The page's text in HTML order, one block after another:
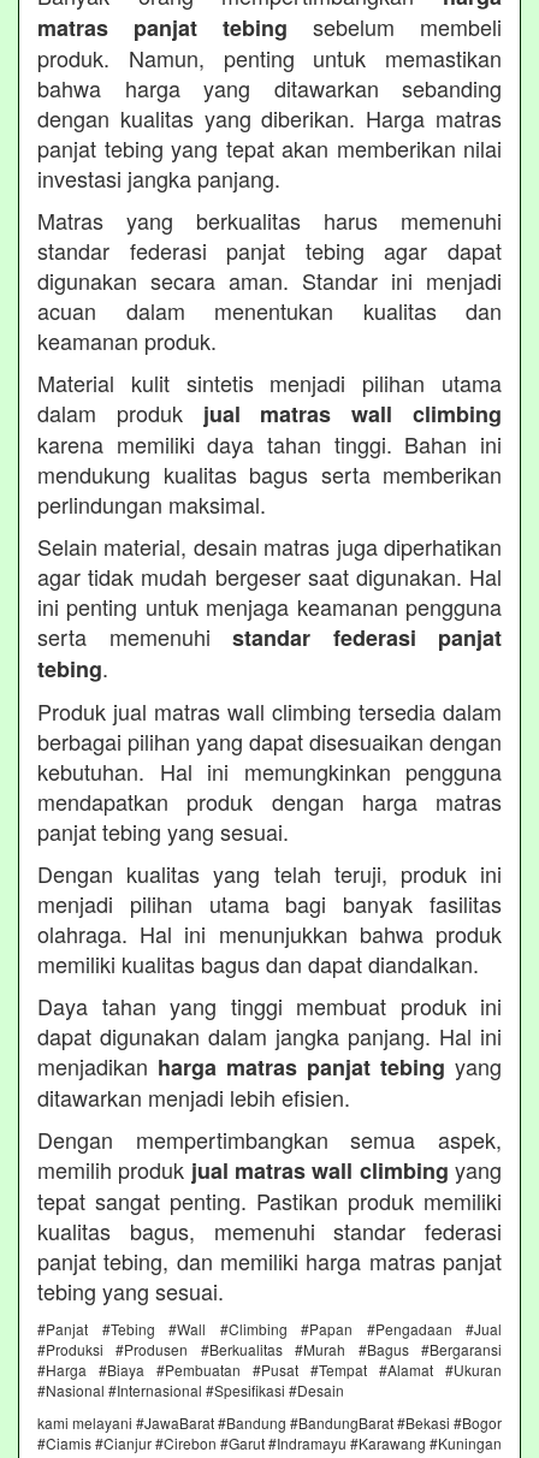
matras panjat tebing sebelum membeli
produk. Namun, penting untuk memastikan
bahwa harga yang ditawarkan sebanding
dengan kualitas yang diberikan. Harga matras
panjat tebing yang tepat akan memberikan nilai
investasi jangka panjang.
Matras yang berkualitas harus memenuhi
standar federasi panjat tebing agar dapat
digunakan secara aman. Standar ini menjadi
acuan dalam menentukan kualitas dan
keamanan produk.
Material kulit sintetis menjadi pilihan utama
dalam produk jual matras wall climbing
karena memiliki daya tahan tinggi. Bahan ini
mendukung kualitas bagus serta memberikan
perlindungan maksimal.
Selain material, desain matras juga diperhatikan
agar tidak mudah bergeser saat digunakan. Hal
ini penting untuk menjaga keamanan pengguna
serta memenuhi standar federasi panjat
tebing.
Produk jual matras wall climbing tersedia dalam
berbagai pilihan yang dapat disesuaikan dengan
kebutuhan. Hal ini memungkinkan pengguna
mendapatkan produk dengan harga matras
panjat tebing yang sesuai.
Dengan kualitas yang telah teruji, produk ini
menjadi pilihan utama bagi banyak fasilitas
olahraga. Hal ini menunjukkan bahwa produk
memiliki kualitas bagus dan dapat diandalkan.
Daya tahan yang tinggi membuat produk ini
dapat digunakan dalam jangka panjang. Hal ini
menjadikan harga matras panjat tebing yang
ditawarkan menjadi lebih efisien.
Dengan mempertimbangkan semua aspek,
memilih produk jual matras wall climbing yang
tepat sangat penting. Pastikan produk memiliki
kualitas bagus, memenuhi standar federasi
panjat tebing, dan memiliki harga matras panjat
tebing yang sesuai.
#Panjat #Tebing #Wall #Climbing #Papan #Pengadaan #Jual
#Produksi #Produsen #Berkualitas #Murah #Bagus #Bergaransi
#Harga #Biaya #Pembuatan #Pusat #Tempat #Alamat #Ukuran
#Nasional #Internasional #Spesifikasi #Desain
kami melayani #JawaBarat #Bandung #BandungBarat #Bekasi #Bogor
#Ciamis #Cianjur #Cirebon #Garut #Indramayu #Karawang #Kuningan